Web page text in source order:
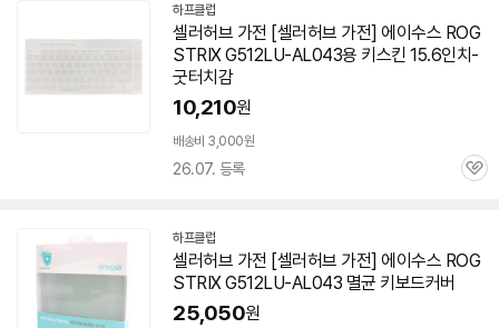
하프클럽
셀러허브 가전 [셀러허브 가전] 에이수스 ROG
STRIX G512LU-AL043용 키스킨 15.6인치-
굿터치감
10,210원
배송비 3,000원
26.07. 등록
관
하프클럽
셀러허브 가전 [셀러허브 가전] 에이수스 ROG
STRIX G512LU-AL043 멸균 키보드커버
25,050원